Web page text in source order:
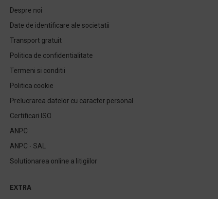
Despre noi
Date de identificare ale societatii
Transport gratuit
Politica de confidentialitate
Termeni si conditii
Politica cookie
Prelucrarea datelor cu caracter personal
Certificari ISO
ANPC
ANPC - SAL
Solutionarea online a litigiilor
EXTRA